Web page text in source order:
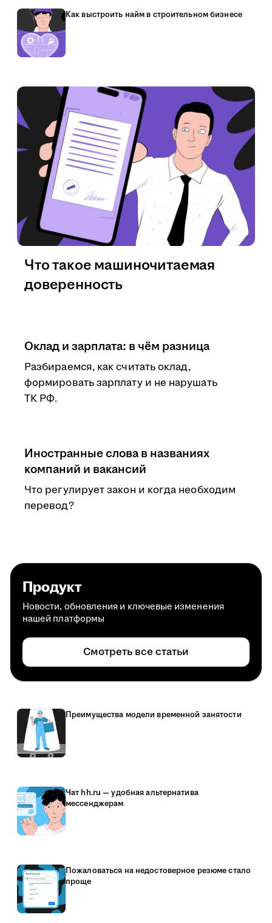
Как выстроить найм в строительном бизнесе
Оклад и зарплата: в чём разница
Разбираемся, как считать оклад,
формировать зарплату и не нарушать
ТК РФ.
Иностранные слова в названиях
компаний и вакансий
Что регулирует закон и когда необходим
перевод?
Что такое машиночитаемая
доверенность
Продукт
Новости, обновления и ключевые изменения
нашей платформы
Смотреть все статьи
Преимущества модели временной занятости
Чат hh.ru — удобная альтернатива
мессенджерам
Пожаловаться на недостоверное резюме стало
проще